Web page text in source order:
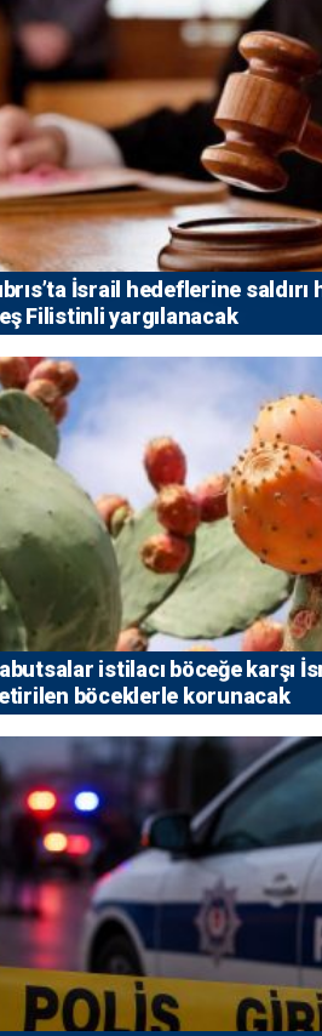
İsrail hedeflerine saldırı
Filistinli yargılanacak
istilacı böceğe karşı
böceklerle korunacak